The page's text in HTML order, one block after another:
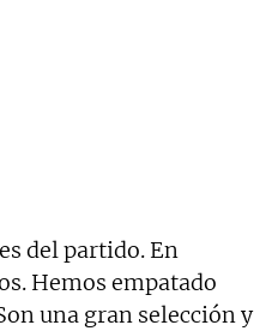
del partido. En
Hemos empatado
una gran selección y